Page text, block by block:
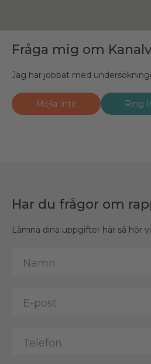
Fråga mig om
Jag har jobbat med
Mejla Inte Ring
Har du frågor om
Lämna dina uppgifter här så hör